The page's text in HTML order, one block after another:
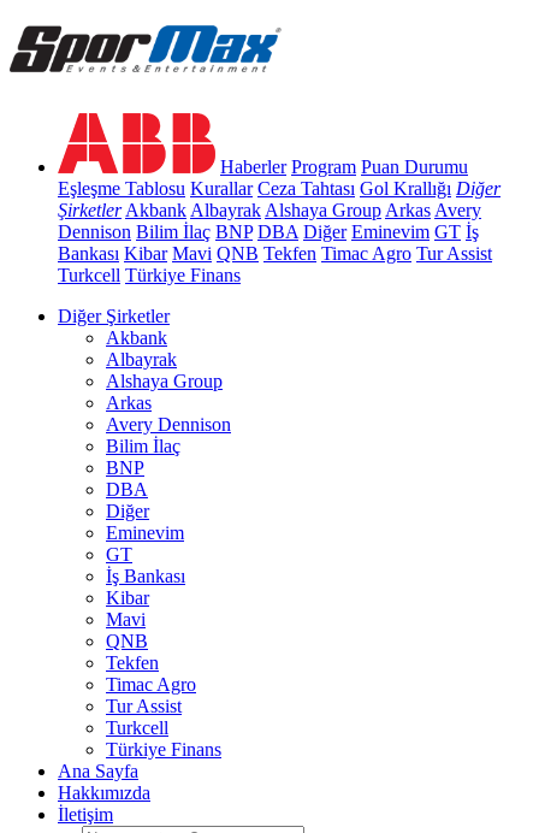
Haberler Program Puan Durumu
Eşleşme Tablosu Kurallar Ceza Tahtası Gol Krallığı Diğer
Şirketler Akbank Albayrak Alshaya Group Arkas Avery
Dennison Bilim İlaç BNP DBA Diğer Eminevim GT İş
Bankası Kibar Mavi QNB Tekfen Timac Agro Tur Assist
Turkcell Türkiye Finans
Diğer Şirketler
Akbank
Albayrak
Alshaya Group
Arkas
Avery Dennison
Bilim İlaç
BNP
DBA
Diğer
Eminevim
GT
İş Bankası
Kibar
Mavi
QNB
Tekfen
Timac Agro
Tur Assist
Turkcell
Türkiye Finans
Ana Sayfa
Hakkımızda
İletişim